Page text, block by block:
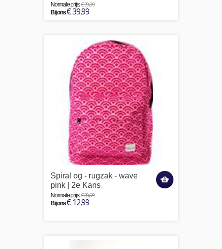
Normale prijs:€ 79,99
Bij ons€ 39,99
Spiral og - rugzak - wave
pink | 2e Kans
Normale prijs:€ 20,99
Bij ons€ 12,99